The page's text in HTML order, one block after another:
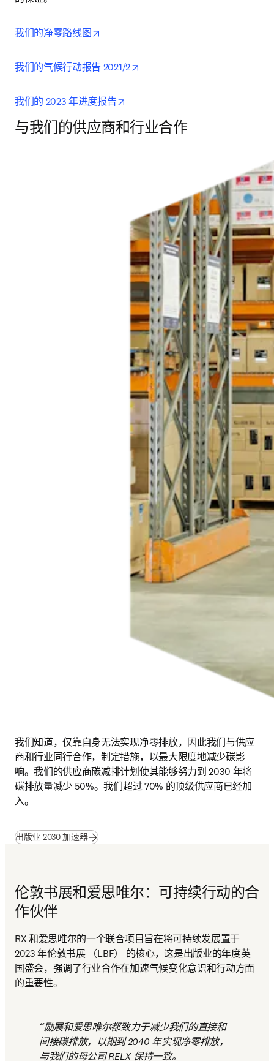
我们的净零路线图
我们的气候行动报告 2021/2
我们的 2023 年进度报告
与我们的供应商和行业合作
我们知道，仅靠自身无法实现净零排放，因此我们与供应
商和行业同行合作，制定措施，以最大限度地减少碳影
响。我们的供应商碳减排计划使其能够努力到 2030 年将
碳排放量减少 50%。我们超过 70% 的顶级供应商已经加
入。
出版业 2030 加速器(在新的选项卡/窗口中打开
伦敦书展和爱思唯尔：可持续行动的合
作伙伴
RX 和爱思唯尔的一个联合项目旨在将可持续发展置于
2023 年伦敦书展 （LBF） 的核心，这是出版业的年度英
国盛会，强调了行业合作在加速气候变化意识和行动方面
的重要性。
励展和爱思唯尔都致力于减少我们的直接和
间接碳排放，以期到 2040 年实现净零排放，
与我们的母公司 RELX 保持一致。